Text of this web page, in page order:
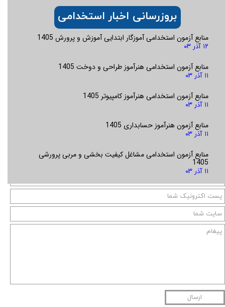
ارسال
منابع آزمون استخدامی آموزگار ابتدایی آموزش و پرورش 1405
۱۲ آذر ۰۳
منابع آزمون استخدامی هنرآموز طراحی و دوخت 1405
۱۱ آذر ۰۳
منابع آزمون استخدامی هنرآموز کامپیوتر 1405
۱۱ آذر ۰۳
منابع آزمون هنرآموز حسابداری 1405
۱۱ آذر ۰۳
منابع آزمون استخدامی مشاغل کیفیت بخشی و مربی پرورشی
1405
۱۱ آذر ۰۳
بروزرسانی اخبار استخدامی